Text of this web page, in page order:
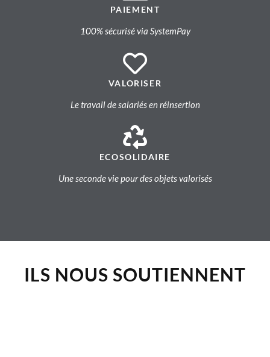
PAIEMENT
100% sécurisé via SystemPay
VALORISER
Le travail de salariés en réinsertion
ECOSOLIDAIRE
Une seconde vie pour des objets valorisés
ILS NOUS SOUTIENNENT